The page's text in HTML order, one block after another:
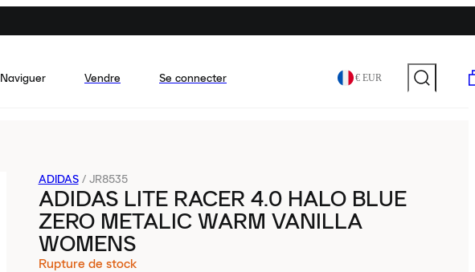
Naviguer Vendre Se connecter € EUR
ADIDAS / JR8535
ADIDAS LITE RACER 4.0 HALO BLUE
ZERO METALIC WARM VANILLA
WOMENS
Rupture de stock